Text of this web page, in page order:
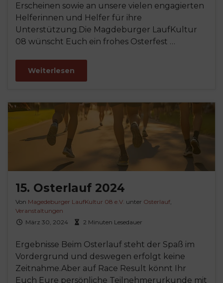
Erscheinen sowie an unsere vielen engagierten
Helferinnen und Helfer für ihre
Unterstützung.Die Magdeburger LaufKultur
08 wünscht Euch ein frohes Osterfest …
Weiterlesen
15. Osterlauf 2024
Von Magedeburger LaufKultur 08 e.V. unter Osterlauf,
Veranstaltungen
März 30, 2024
2 Minuten Lesedauer
Ergebnisse Beim Osterlauf steht der Spaß im
Vordergrund und deswegen erfolgt keine
Zeitnahme.Aber auf Race Result könnt Ihr
Euch Eure persönliche Teilnehmerurkunde mit